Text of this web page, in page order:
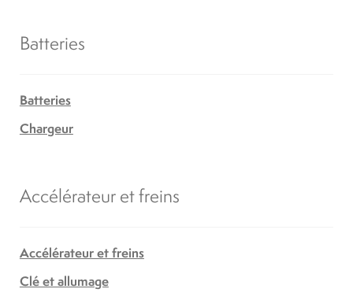
Batteries
Batteries
Chargeur
Accélérateur et freins
Accélérateur et freins
Clé et allumage